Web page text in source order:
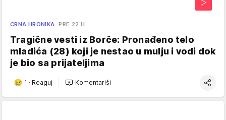
CRNA HRONIKA PRE 22 H
Tragične vesti iz Borče: Pronađeno telo
mladića (28) koji je nestao u mulju i vodi dok
je bio sa prijateljima
1 · Reaguj Komentariši